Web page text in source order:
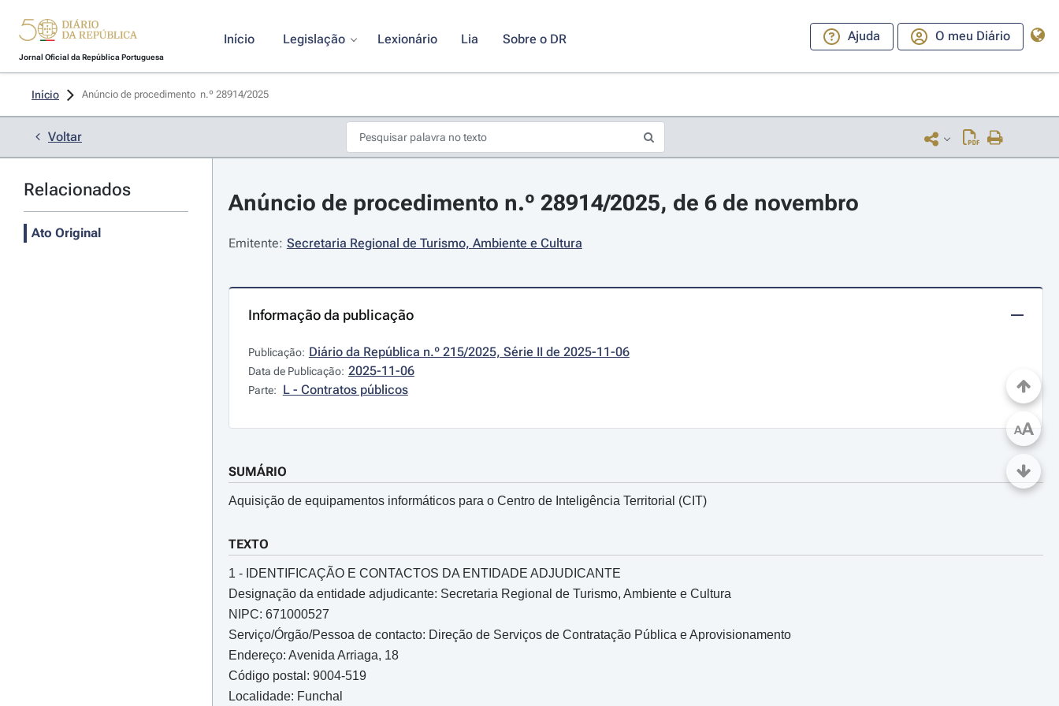
Jornal Oficial da República Portuguesa
Início Legislação Lexionário Lia Sobre o DR Ajuda O meu Diário
Início Anúncio de procedimento  n.º 28914/2025
Voltar
Relacionados
Ato Original
Anúncio de procedimento n.º 28914/2025, de 6 de novembro
Emitente: Secretaria Regional de Turismo, Ambiente e Cultura
Informação da publicação
Publicação: Diário da República n.º 215/2025, Série II de 2025-11-06
Data de Publicação: 2025-11-06
Parte: L - Contratos públicos
SUMÁRIO
Aquisição de equipamentos informáticos para o Centro de Inteligência Territorial (CIT)
TEXTO
1 - IDENTIFICAÇÃO E CONTACTOS DA ENTIDADE ADJUDICANTE
Designação da entidade adjudicante: Secretaria Regional de Turismo, Ambiente e Cultura
NIPC: 671000527
Serviço/Órgão/Pessoa de contacto: Direção de Serviços de Contratação Pública e Aprovisionamento
Endereço: Avenida Arriaga, 18
Código postal: 9004-519
Localidade: Funchal
AA